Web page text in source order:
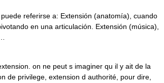
referirse a: Extensión (anatomía), cuando
en una articulación. Extensión (música),
on ne peut s imaginer qu il y ait de la
de privilege, extension d authorité, pour dire,